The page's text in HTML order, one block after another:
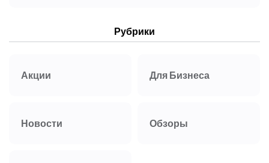
Рубрики
Акции Для Бизнеса
Новости Обзоры